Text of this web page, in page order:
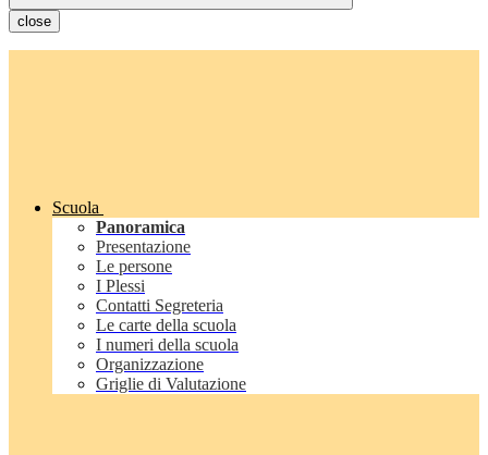
close
Scuola
Panoramica
Presentazione
Le persone
I Plessi
Contatti Segreteria
Le carte della scuola
I numeri della scuola
Organizzazione
Griglie di Valutazione